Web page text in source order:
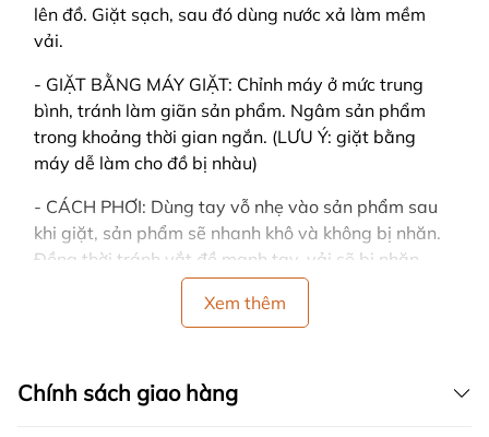
lên đồ. Giặt sạch, sau đó dùng nước xả làm mềm
vải.
- GIẶT BẰNG MÁY GIẶT: Chỉnh máy ở mức trung
bình, tránh làm giãn sản phẩm. Ngâm sản phẩm
trong khoảng thời gian ngắn. (LƯU Ý: giặt bằng
máy dễ làm cho đồ bị nhàu)
- CÁCH PHƠI: Dùng tay vỗ nhẹ vào sản phẩm sau
khi giặt, sản phẩm sẽ nhanh khô và không bị nhăn.
Đồng thời tránh vắt đồ mạnh tay, vải sẽ bị nhăn.
- Nên phơi ở nơi có nhiều gió, trải thẳng khi phơi và
tránh nơi có ánh nắng gay gắt hoặc trực tiếp, sản
- Nên phân loại quần áo cùng màu, cùng chất liệu
Xem thêm
Chính sách giao hàng